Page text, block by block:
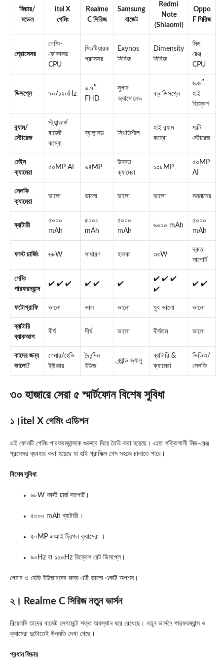
ফিচার/
মডেল
itel X
গেমিং
Realme
C সিরিজ
Samsung
বাজেট
Redmi
Note
(Shiaomi)
Oppo
F সিরিজ
প্রোসেসর
গেমিং-
ফোকাসড
CPU
মিডটিয়ারক
প্রসেসর
Exynos
সিরিজ
Dimensity
সিরিজ
মিড
রেঞ্জ
CPU
ডিসপ্লে ৯০/১২০Hz
৬.৭″
FHD
সুপার
অ্যামোলেড
বড় ডিসপ্লে
৬.৬″
হাই
রিফ্রেশ
র‍্যাম/
স্টোরেজ
স্ট্যান্ডার্ড
বাজেট
কম্বো
ব্যালান্সড স্থিতিশীল
হাই র‍্যাম
কম্বো
মাল্টি
স্টোরেজ
মেইন
ক্যামেরা
৫০MP AI ৬৪MP
উন্নত
ক্যামেরা
১০৮MP
৫০MP
AI
সেলফি
ক্যামেরা
ভালো ভালো ভালো ভালো সমমানের
ব্যাটারী
৫০০০
mAh
৫০০০
mAh
৫০০০
mAh
৬০০০ mAh
৫০০০
mAh
ফাস্ট চার্জিং ৬৮W সাধারণ হালকা ৩৩W
দ্রুত
সাপোর্ট
গেমিং
পারফরম্যান্স
✔️ ✔️ ✔️ ✔️ ✔️ ✔️
✔️ ✔️ ✔️
✔️
✔️ ✔️
ফটোগ্রাফি ভালো ভাল ভালো খুব ভালো ভালো
ব্যাটারি
ব্যাকআপ
দীর্ঘ দীর্ঘ ভালো দীর্ঘতম ভালো
কাদের জন্য
ভালো?
গেমার/হেভি
ইউজার
দৈনন্দিন
ইউজ
ব্র্যান্ড ভ্যালু
ব্যাটারি &
ক্যামেরা
ভিডিও/
সেলফি
৩০ হাজারে সেরা ৫ স্মার্টফোন বিশেষ সুবিধা
১।itel X গেমিং এডিশন
এই ফোনটি গেমিং পারফরম্যান্সকে গুরুত্ব দিয়ে তৈরি করা হয়েছে। এতে শক্তিশালী মিড-রেঞ্জ
প্রসেসর ব্যবহার করা হয়েছে যা হাই গ্রাফিক্স গেম সহজে চালাতে পারে।
বিশেষ সুবিধা
৬৮W ফাস্ট চার্জ সাপোর্ট।
৫০০০ mAh ব্যাটারী।
৫০MP এআই ট্রিপল ক্যামেরা ।
৯০Hz বা ১২০Hz রিফ্রেশ রেট ডিসপ্লে।
গেমার ও হেভি ইউজারদের জন্য এটি ভালো একটি অপশন।
২। Realme C সিরিজ নতুন ভার্সন
রিয়েলমি তাদের বাজেট সেগমেন্টে শক্ত অবস্থান ধরে রেখেছে। নতুন ভার্সনে পারফরম্যান্স ও
ক্যামেরা দুটোতেই উন্নতি দেখা গেছে।
প্রধান ফিচার